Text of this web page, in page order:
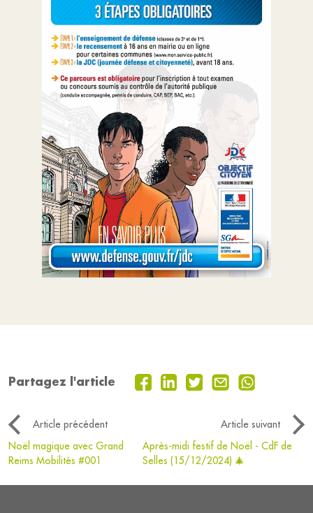
Partagez l'article
Article précédent
Article suivant
Noël magique avec Grand
Reims Mobilités #001
Après-midi festif de Noël - CdF de
Selles (15/12/2024) 🎄